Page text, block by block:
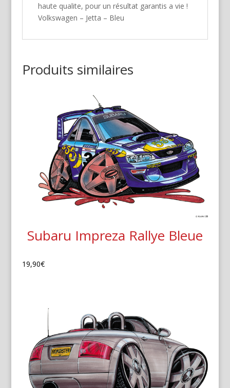
haute qualite, pour un résultat garantis a vie !
Volkswagen – Jetta – Bleu
Produits similaires
Subaru Impreza Rallye Bleue
19,90€